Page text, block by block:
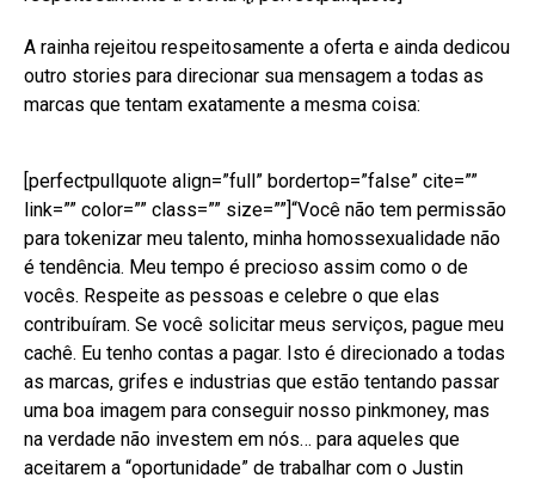
A rainha rejeitou respeitosamente a oferta e ainda dedicou
outro stories para direcionar sua mensagem a todas as
marcas que tentam exatamente a mesma coisa:
[perfectpullquote align=”full” bordertop=”false” cite=””
link=”” color=”” class=”” size=””]“Você não tem permissão
para tokenizar meu talento, minha homossexualidade não
é tendência. Meu tempo é precioso assim como o de
vocês. Respeite as pessoas e celebre o que elas
contribuíram. Se você solicitar meus serviços, pague meu
cachê. Eu tenho contas a pagar. Isto é direcionado a todas
as marcas, grifes e industrias que estão tentando passar
uma boa imagem para conseguir nosso pinkmoney, mas
na verdade não investem em nós… para aqueles que
aceitarem a “oportunidade” de trabalhar com o Justin